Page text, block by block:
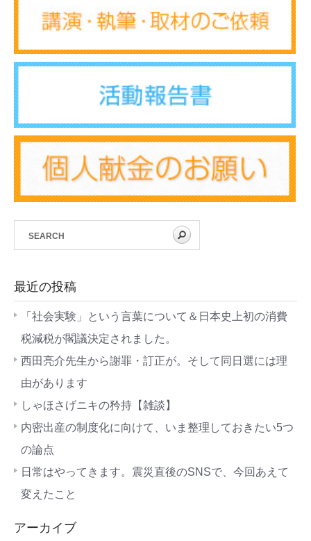
最近の投稿
「社会実験」という言葉について＆日本史上初の消費
税減税が閣議決定されました。
西田亮介先生から謝罪・訂正が。そして同日選には理
由があります
しゃほさげニキの矜持【雑談】
内密出産の制度化に向けて、いま整理しておきたい5つ
の論点
日常はやってきます。震災直後のSNSで、今回あえて
変えたこと
アーカイブ